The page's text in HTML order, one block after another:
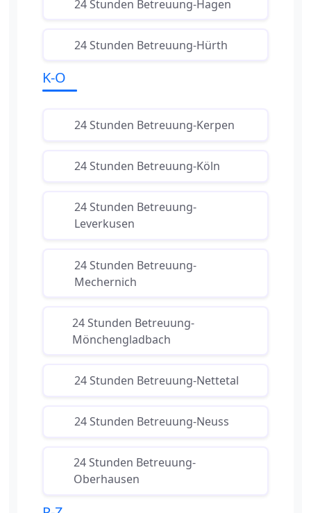
24 Stunden Betreuung-Hagen
24 Stunden Betreuung-Hürth
K-O
24 Stunden Betreuung-Kerpen
24 Stunden Betreuung-Köln
24 Stunden Betreuung-
Leverkusen
24 Stunden Betreuung-
Mechernich
24 Stunden Betreuung-
Mönchengladbach
24 Stunden Betreuung-Nettetal
24 Stunden Betreuung-Neuss
24 Stunden Betreuung-
Oberhausen